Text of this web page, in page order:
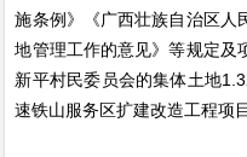
施条例》《广西壮族自治区人
地管理工作的意见》等规定及
新平村民委员会的集体土地
速铁山服务区扩建改造工程项